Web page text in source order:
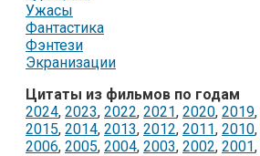
Ужасы
Фантастика
Фэнтези
Экранизации
Цитаты из фильмов по годам
2024, 2023, 2022, 2021, 2020, 2019,
2015, 2014, 2013, 2012, 2011, 2010,
2006, 2005, 2004, 2003, 2002, 2001,